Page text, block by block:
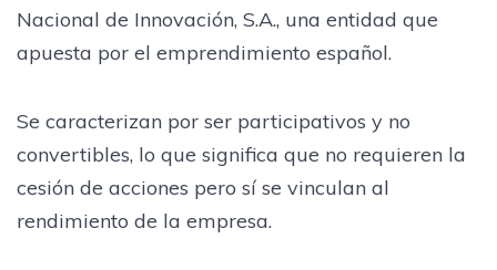
Nacional de Innovación, S.A., una entidad que
apuesta por el emprendimiento español.
Se caracterizan por ser participativos y no
convertibles, lo que significa que no requieren la
cesión de acciones pero sí se vinculan al
rendimiento de la empresa.